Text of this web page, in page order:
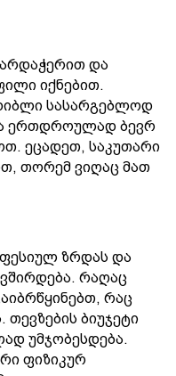
და
იქნებით.
სასარგებლოდ
ერთდროულად ბევრ
ეცადეთ, საკუთარი
თორემ ვიღაც მათ
ზრდას და
რაღაც
რაც
ბიუჯეტი
უმჯობესდება.
ფიზიკურ